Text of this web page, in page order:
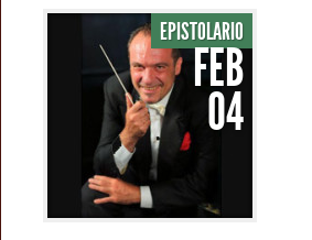
EPISTOLARIO
FEB
04